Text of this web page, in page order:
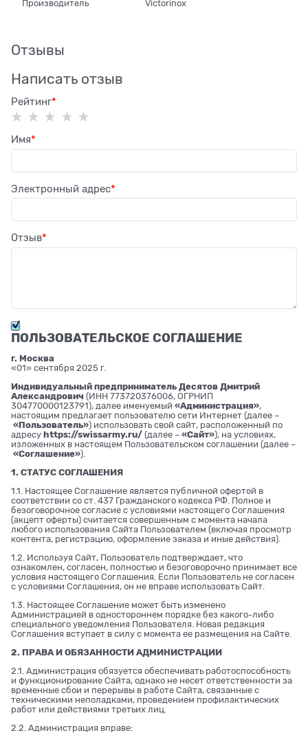
Производитель Victorinox
Отзывы
Написать отзыв
Рейтинг
Имя
Электронный адрес
Отзыв
ПОЛЬЗОВАТЕЛЬСКОЕ СОГЛАШЕНИЕ
г. Москва
«01» сентября 2025 г.
Индивидуальный предприниматель Десятов Дмитрий
Александрович (ИНН 773720376006, ОГРНИП
304770000123791), далее именуемый «Администрация»,
настоящим предлагает пользователю сети Интернет (далее –
«Пользователь») использовать свой сайт, расположенный по
адресу https://swissarmy.ru/ (далее – «Сайт»), на условиях,
изложенных в настоящем Пользовательском соглашении (далее –
«Соглашение»).
1. СТАТУС СОГЛАШЕНИЯ
1.1. Настоящее Соглашение является публичной офертой в
соответствии со ст. 437 Гражданского кодекса РФ. Полное и
безоговорочное согласие с условиями настоящего Соглашения
(акцепт оферты) считается совершенным с момента начала
любого использования Сайта Пользователем (включая просмотр
контента, регистрацию, оформление заказа и иные действия).
1.2. Используя Сайт, Пользователь подтверждает, что
ознакомлен, согласен, полностью и безоговорочно принимает все
условия настоящего Соглашения. Если Пользователь не согласен
с условиями Соглашения, он не вправе использовать Сайт.
1.3. Настоящее Соглашение может быть изменено
Администрацией в одностороннем порядке без какого-либо
специального уведомления Пользователя. Новая редакция
Соглашения вступает в силу с момента ее размещения на Сайте.
2. ПРАВА И ОБЯЗАННОСТИ АДМИНИСТРАЦИИ
2.1. Администрация обязуется обеспечивать работоспособность
и функционирование Сайта, однако не несет ответственности за
временные сбои и перерывы в работе Сайта, связанные с
техническими неполадками, проведением профилактических
работ или действиями третьих лиц.
2.2. Администрация вправе: